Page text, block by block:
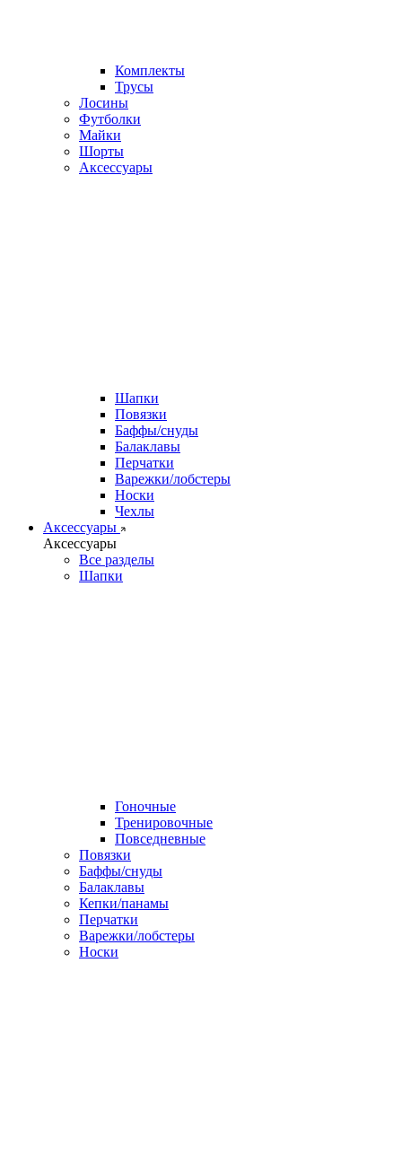
Комплекты
Трусы
Лосины
Футболки
Майки
Шорты
Аксессуары
Шапки
Повязки
Баффы/снуды
Балаклавы
Перчатки
Варежки/лобстеры
Носки
Чехлы
Аксессуары
Аксессуары
Все разделы
Шапки
Гоночные
Тренировочные
Повседневные
Повязки
Баффы/снуды
Балаклавы
Кепки/панамы
Перчатки
Варежки/лобстеры
Носки